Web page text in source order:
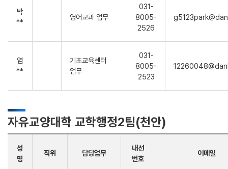
박
**
영어교과 업무
031-
8005-
2526
염
**
기초교육센터
업무
031-
8005-
2523
자유교양대학 교학행정2팀(천안)
성
명
직위 담당업무
내선
번호
이메일